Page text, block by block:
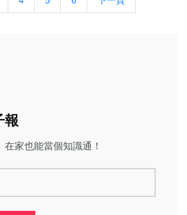
報
家也能當個知識通！